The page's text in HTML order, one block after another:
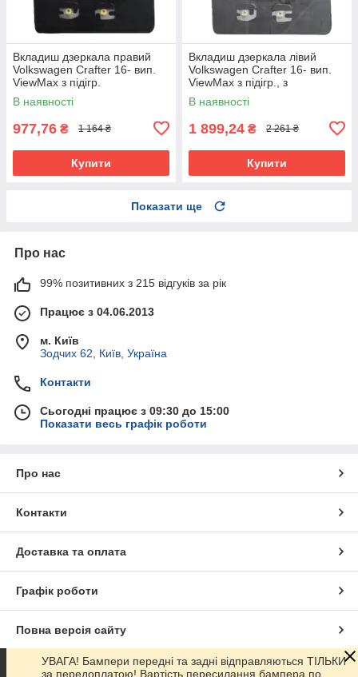
Вкладиш дзеркала правий
Volkswagen Crafter 16- вип.
ViewMax з підігр.
В наявності
977,76 ₴ 1 164 ₴
Купити
Вкладиш дзеркала лівий
Volkswagen Crafter 16- вип.
ViewMax з підігр., з
дат.сліп.зон
В наявності
1 899,24 ₴ 2 261 ₴
Купити
Показати ще
Про нас
99% позитивних з 215 відгуків за рік
Працює з 04.06.2013
м. Київ
Зодчих 62, Київ, Україна
Контакти
Сьогодні працює з 09:30 до 15:00
Показати весь графік роботи
Про нас
Контакти
Доставка та оплата
Графік роботи
Повна версія сайту
Сайт створено на маркетплейсіProm.ua
УВАГА! Бампери передні та задні відправляються ТІЛЬКИ
за передоплатою! Вартість пересилання бампера по